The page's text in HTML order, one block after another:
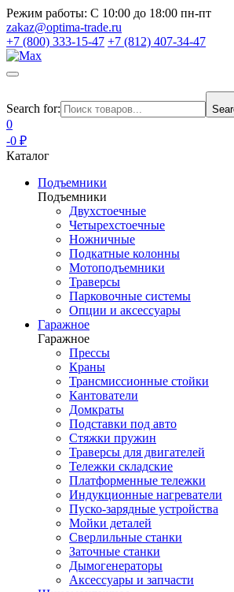
Режим работы: С 10:00 до 18:00 пн-пт
zakaz@optima-trade.ru
+7 (800) 333-15-47 +7 (812) 407-34-47
Search for:
0
-0 ₽
Каталог
Подъемники
Подъемники
Двухстоечные
Четырехстоечные
Ножничные
Подкатные колонны
Мотоподъемники
Траверсы
Парковочные системы
Опции и аксессуары
Гаражное
Гаражное
Прессы
Краны
Трансмиссионные стойки
Кантователи
Домкраты
Подставки под авто
Стяжки пружин
Траверсы для двигателей
Тележки складские
Платформенные тележки
Индукционные нагреватели
Пуско-зарядные устройства
Мойки деталей
Сверлильные станки
Заточные станки
Дымогенераторы
Аксессуары и запчасти